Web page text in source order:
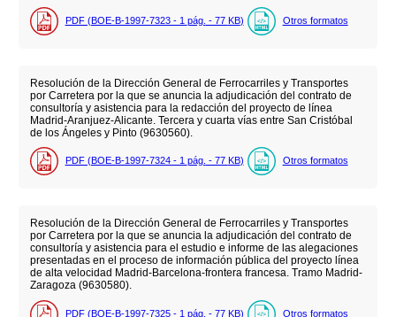
PDF (BOE-B-1997-7323 - 1 pág. - 77 KB) Otros formatos
Resolución de la Dirección General de Ferrocarriles y Transportes
por Carretera por la que se anuncia la adjudicación del contrato de
consultoría y asistencia para la redacción del proyecto de línea
Madrid-Aranjuez-Alicante. Tercera y cuarta vías entre San Cristóbal
de los Ángeles y Pinto (9630560).
PDF (BOE-B-1997-7324 - 1 pág. - 77 KB) Otros formatos
Resolución de la Dirección General de Ferrocarriles y Transportes
por Carretera por la que se anuncia la adjudicación del contrato de
consultoría y asistencia para el estudio e informe de las alegaciones
presentadas en el proceso de información pública del proyecto línea
de alta velocidad Madrid-Barcelona-frontera francesa. Tramo Madrid-
Zaragoza (9630580).
PDF (BOE-B-1997-7325 - 1 pág. - 77 KB) Otros formatos